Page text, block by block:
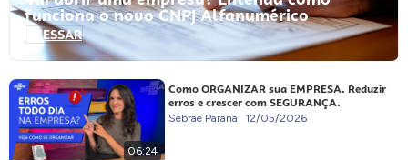
funciona o novo CNPJ Alfanumérico
ACESSAR
06:24
Como ORGANIZAR sua EMPRESA. Reduzir
erros e crescer com SEGURANÇA.
Sebrae Paraná 12/05/2026